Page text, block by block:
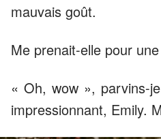
mauvais goût.
Me prenait-elle pour
« Oh, wow », parvins-
impressionnant, Emily.